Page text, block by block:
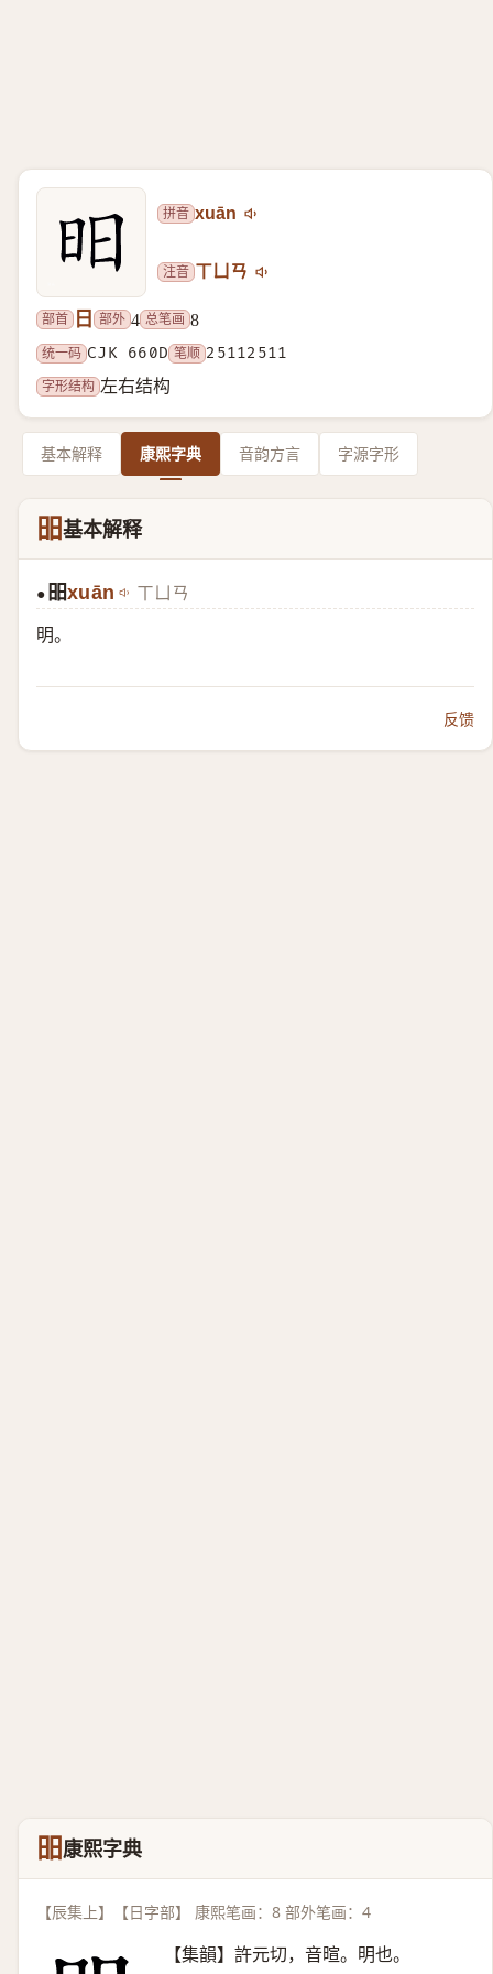
拼音 xuān
注音 ㄒㄩㄢ
部首 日 部外 4 总笔画 8
统一码 CJK 660D 笔顺 25112511
字形结构 左右结构
基本解释 康熙字典 音韵方言 字源字形
昍基本解释
● 昍xuān ㄒㄩㄢ
明。
反馈
昍 康熙字典
【辰集上】【日字部】 康熙笔画：8 部外笔画：4
【集韻】許元切，音暄。明也。